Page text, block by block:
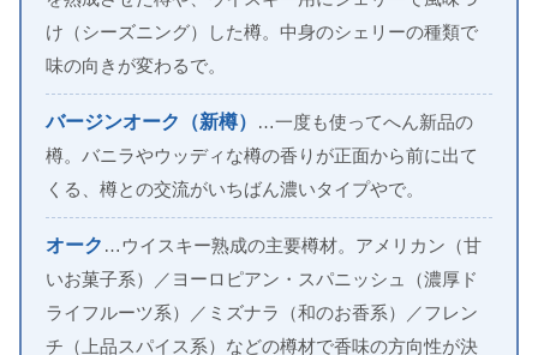
け（シーズニング）した樽。中身のシェリーの種類で
味の向きが変わるで。
バージンオーク（新樽）
…一度も使ってへん新品の
樽。バニラやウッディな樽の香りが正面から前に出て
くる、樽との交流がいちばん濃いタイプやで。
オーク …ウイスキー熟成の主要樽材。アメリカン（甘
いお菓子系）／ヨーロピアン・スパニッシュ（濃厚ド
ライフルーツ系）／ミズナラ（和のお香系）／フレン
チ（上品スパイス系）などの樽材で香味の方向性が決